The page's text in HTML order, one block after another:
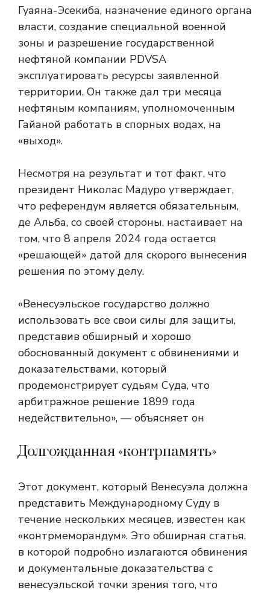
Гуаяна-Эсекиба, назначение единого органа
власти, создание специальной военной
зоны и разрешение государственной
нефтяной компании PDVSA
эксплуатировать ресурсы заявленной
территории. Он также дал три месяца
нефтяным компаниям, уполномоченным
Гайаной работать в спорных водах, на
«выход».
Несмотря на результат и тот факт, что
президент Николас Мадуро утверждает,
что референдум является обязательным,
де Альба, со своей стороны, настаивает на
том, что 8 апреля 2024 года остается
«решающей» датой для скорого вынесения
решения по этому делу.
«Венесуэльское государство должно
использовать все свои силы для защиты,
представив обширный и хорошо
обоснованный документ с обвинениями и
доказательствами, который
продемонстрирует судьям Суда, что
арбитражное решение 1899 года
недействительно», — объясняет он
Долгожданная «контрпамять»
Этот документ, который Венесуэла должна
представить Международному Суду в
течение нескольких месяцев, известен как
«контрмеморандум». Это обширная статья,
в которой подробно излагаются обвинения
и документальные доказательства с
венесуэльской точки зрения того, что